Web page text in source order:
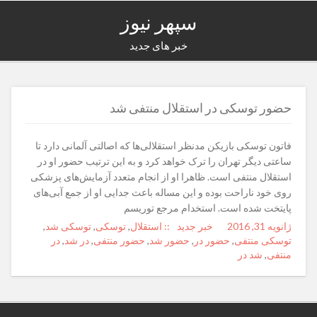
سپهر نیوز
خبر های جدید
حضور توسکی در استقلال منتفی شد
فاتون توسکی بازیکن مدنظر استقلالی‌ها که اصالتی آلمانی دارد تا
ساعتی دیگر تهران را ترک خواهد کرد و به این ترتیب حضور او در
استقلال منتفی است. ظاهرا او از انجام متعدد آزمایش‌های پزشکی
روی خود ناراحت بوده و این مساله باعث جدایی او از جمع آبی‌های
پایتخت شده است. استخدام مرجع توریسم
Posted
on
ژانویه 31, 2016 Author
Categories
خبر جدید Tags
:: استقلال,توسکی,توسکی شد,
توسکی منتفی, حضور در , حضور شد, حضور منتفی,در شد,در
منتفی, شد در